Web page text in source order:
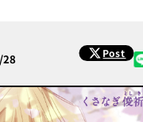
28 Post